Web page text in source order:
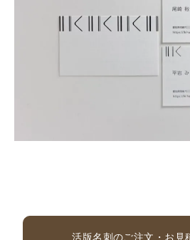
活版名刺のご注文・お見